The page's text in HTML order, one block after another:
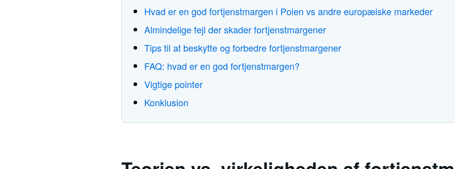
Hvad er en god fortjenstmargen i Polen vs andre europæiske markeder
Almindelige fejl der skader fortjenstmargener
Tips til at beskytte og forbedre fortjenstmargener
FAQ: hvad er en god fortjenstmargen?
Vigtige pointer
Konklusion